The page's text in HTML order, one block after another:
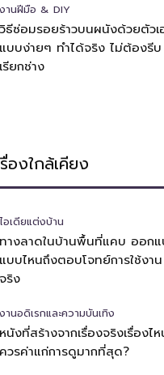
งานฝีมือ & DIY
วิธีซ่อมรอยร้าวบนผนังด้วยตัวเ
แบบง่ายๆ ทำได้จริง ไม่ต้องรีบ
เรียกช่าง
องใกล้เคียง
ไอเดียแต่งบ้าน
ทางลาดในบ้านพื้นที่แคบ ออก
แบบไหนถึงตอบโจทย์การใช้งาน
จริง
งานอดิเรกและความบันเทิง
หนังที่สร้างจากเรื่องจริงเรื่องไ
ควรค่าแก่การดูมากที่สุด?